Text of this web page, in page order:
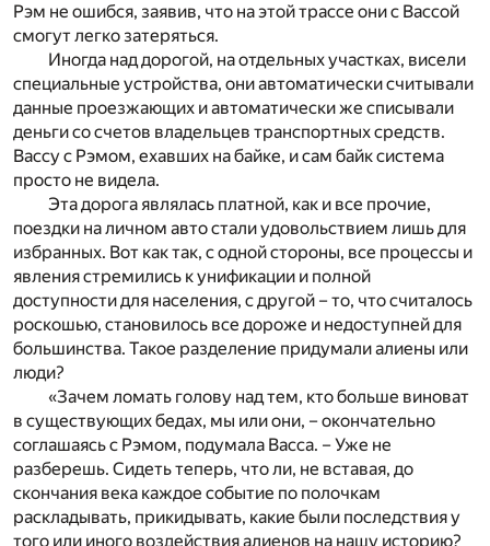
Рэм не ошибся, заявив, что на этой трассе они с Вассой
смогут легко затеряться.
Иногда над дорогой, на отдельных участках, висели
специальные устройства, они автоматически считывали
данные проезжающих и автоматически же списывали
деньги со счетов владельцев транспортных средств.
Вассу с Рэмом, ехавших на байке, и сам байк система
просто не видела.
Эта дорога являлась платной, как и все прочие,
поездки на личном авто стали удовольствием лишь для
избранных. Вот как так, с одной стороны, все процессы и
явления стремились к унификации и полной
доступности для населения, с другой – то, что считалось
роскошью, становилось все дороже и недоступней для
большинства. Такое разделение придумали алиены или
люди?
«Зачем ломать голову над тем, кто больше виноват
в существующих бедах, мы или они, – окончательно
соглашаясь с Рэмом, подумала Васса. – Уже не
разберешь. Сидеть теперь, что ли, не вставая, до
скончания века каждое событие по полочкам
раскладывать, прикидывать, какие были последствия у
того или иного воздействия алиенов на нашу историю?